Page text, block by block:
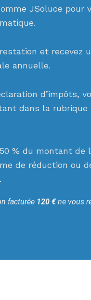
JSoluce pour
et recevez
annuelle.
d’impôts,
dans la rubrique
% du montant de
de réduction ou
facturée 120 €ne vous